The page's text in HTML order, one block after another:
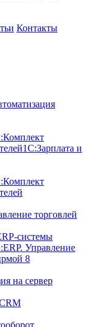
Контакты
1С:Зарплата и
торговлей
системы
Управление
8
на сервер